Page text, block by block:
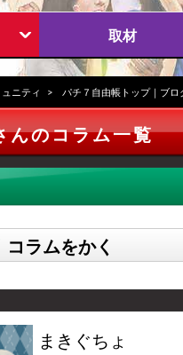
取材
ュニティ パチ７自由帳トップ｜ブロ
んのコラム一覧
コラムをかく
まきぐちょ